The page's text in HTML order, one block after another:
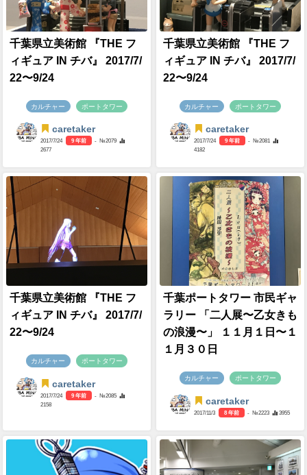
千葉県立美術館 『THE フ
ィギュア IN チバ』 2017/7/
22〜9/24
カルチャー ポートタワー
caretaker
2017/7/24 9 年前
- №2079
2677
千葉県立美術館 『THE フ
ィギュア IN チバ』 2017/7/
22〜9/24
カルチャー ポートタワー
caretaker
2017/7/24 9 年前
- №2081
4182
千葉県立美術館 『THE フ
ィギュア IN チバ』 2017/7/
22〜9/24
カルチャー ポートタワー
caretaker
2017/7/24 9 年前
- №2085
2158
千葉ポートタワー 市民ギャ
ラリー 「二人展〜乙女きも
の浪漫〜」 ‎１１月１日〜１
１月３０日
カルチャー ポートタワー
caretaker
2017/11/3 8 年前 - №2223 3955